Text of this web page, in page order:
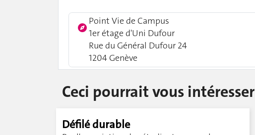
Point Vie de Campus
1er étage d'Uni Dufour
Rue du Général Dufour 24
1204 Genève
Ceci pourrait vous intéresser
Défilé durable